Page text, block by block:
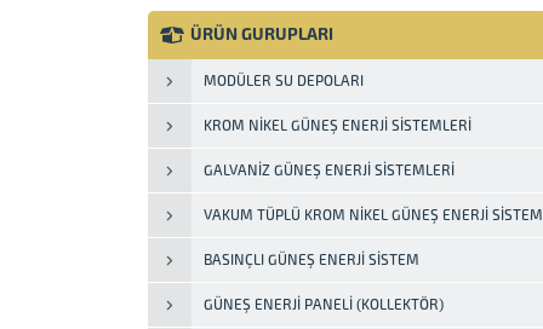
Sistemin verimli çalışması için ilave bir
alınmış tüplerin...
ÜRÜN GURUPLARI
MODÜLER SU DEPOLARI
KROM NIKEL GÜNEŞ ENERJI SISTEMLERI
GALVANIZ GÜNEŞ ENERJI SISTEMLERI
VAKUM TÜPLÜ KROM NIKEL GÜNEŞ ENERJI SISTEM
BASINÇLI GÜNEŞ ENERJI SISTEM
GÜNEŞ ENERJI PANELI (KOLLEKTÖR)